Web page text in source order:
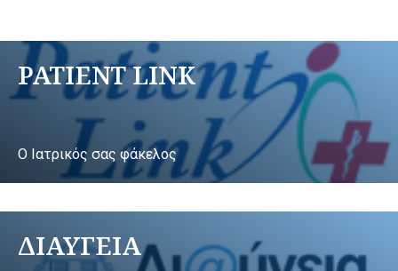
PATIENT LINK
Ο Ιατρικός σας φάκελος
ΔΙΑΥΓΕΙΑ